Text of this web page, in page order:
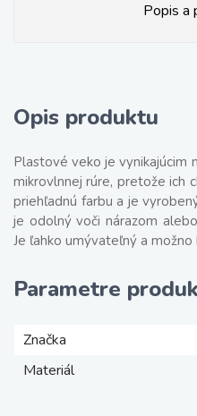
Popis a
Opis produktu
Plastové veko je vynikajúcim
mikrovlnnej rúre, pretože ich
priehľadnú farbu a je
je odolný voči nárazom
Je ľahko umývateľný a
Parametre
Značka
Materiál